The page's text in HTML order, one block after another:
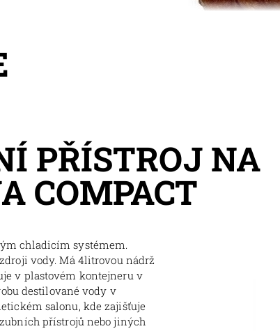
PŘÍSTROJ NA
COMPACT
chladicím systémem.
vody. Má 4litrovou nádrž
v plastovém kontejneru v
destilované vody v
salonu, kde zajišťuje
přístrojů nebo jiných